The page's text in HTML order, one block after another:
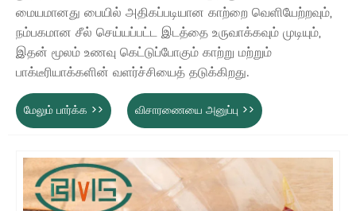
மையமானது பையில் அதிகப்படியான காற்றை வெளியேற்றவும்,
நம்பகமான சீல் செய்யப்பட்ட இடத்தை உருவாக்கவும் முடியும்,
இதன் மூலம் உணவு கெட்டுப்போகும் காற்று மற்றும்
பாக்டீரியாக்களின் வளர்ச்சியைத் தடுக்கிறது.
மேலும் பார்க்க >> விசாரணையை அனுப்பு >>